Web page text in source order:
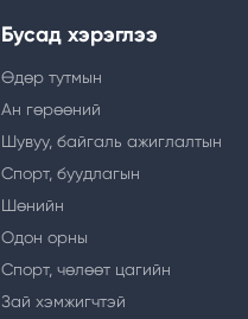
Бусад хэрэглээ
Өдөр тутмын
Ан гөрөөний
Шувуу, байгаль ажиглалтын
Спорт, буудлагын
Шөнийн
Одон орны
Спорт, чөлөөт цагийн
Зай хэмжигчтэй